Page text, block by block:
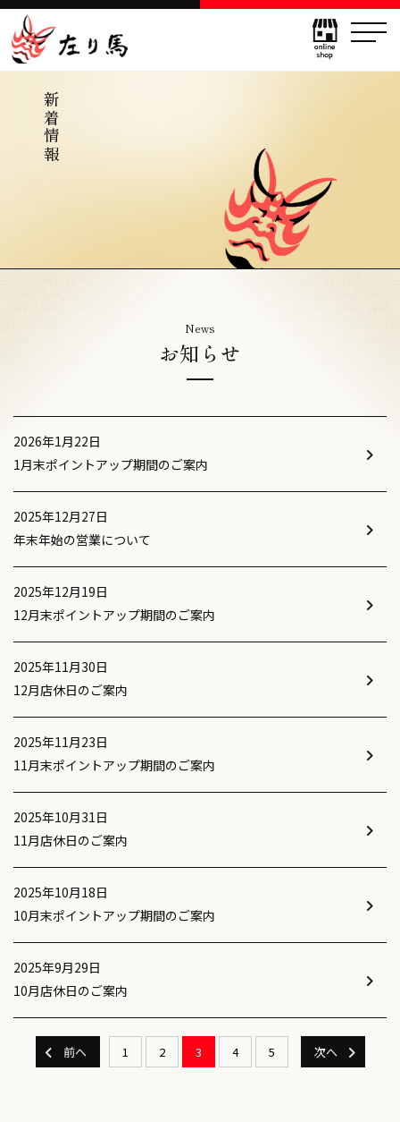
新着情報
News
お知らせ
2026年1月22日
1月末ポイントアップ期間のご案内
2025年12月27日
年末年始の営業について
2025年12月19日
12月末ポイントアップ期間のご案内
2025年11月30日
12月店休日のご案内
2025年11月23日
11月末ポイントアップ期間のご案内
2025年10月31日
11月店休日のご案内
2025年10月18日
10月末ポイントアップ期間のご案内
2025年9月29日
10月店休日のご案内
前へ 1 2 3 4 5 次へ